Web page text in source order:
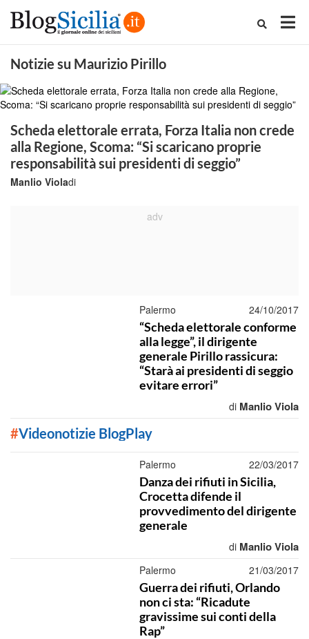
Notizie su Maurizio Pirillo
Scheda elettorale errata, Forza Italia non crede
alla Regione, Scoma: “Si scaricano proprie
responsabilità sui presidenti di seggio”
di
Manlio Viola
Palermo 24/10/2017
“Scheda elettorale conforme
alla legge”, il dirigente
generale Pirillo rassicura:
“Starà ai presidenti di seggio
evitare errori”
di Manlio Viola
#Videonotizie BlogPlay
Palermo 22/03/2017
Danza dei rifiuti in Sicilia,
Crocetta difende il
provvedimento del dirigente
generale
di Manlio Viola
Palermo 21/03/2017
Guerra dei rifiuti, Orlando
non ci sta: “Ricadute
gravissime sui conti della
Rap”